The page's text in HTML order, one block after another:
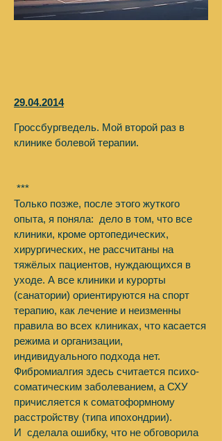
29.04.2014
Гроссбургведель. Мой второй раз в
клинике болевой терапии.
***
Только позже, после этого жуткого
опыта, я поняла: дело в том, что все
клиники, кроме ортопедических,
хирургических, не рассчитаны на
тяжёлых пациентов, нуждающихся в
уходе. А все клиники и курорты
(санатории) ориентируются на спорт
терапию, как лечение и неизменны
правила во всех клиниках, что касается
режима и организации,
индивидуального подхода нет.
Фибромиалгия здесь считается психо-
соматическим заболеванием, а СХУ
причисляется к соматоформному
расстройству (типа ипохондрии).
И сделала ошибку, что не обговорила